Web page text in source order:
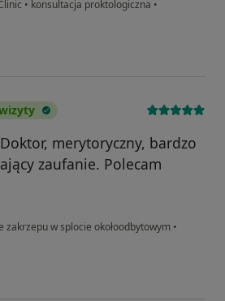
• konsultacja proktologiczna •
merytoryczny, bardzo
zaufanie. Polecam
zakrzepu w splocie okołoodbytowym •